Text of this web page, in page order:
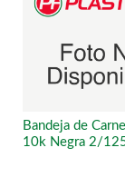
Bandeja de
10k Negra 2/